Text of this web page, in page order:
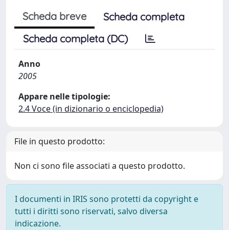
Scheda breve
Scheda completa
Scheda completa (DC)
Anno
2005
Appare nelle tipologie:
2.4 Voce (in dizionario o enciclopedia)
File in questo prodotto:
Non ci sono file associati a questo prodotto.
I documenti in IRIS sono protetti da copyright e
tutti i diritti sono riservati, salvo diversa
indicazione.